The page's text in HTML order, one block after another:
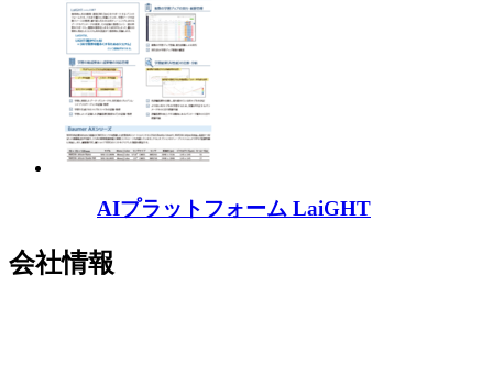
AIプラットフォーム LaiGHT
会社情報